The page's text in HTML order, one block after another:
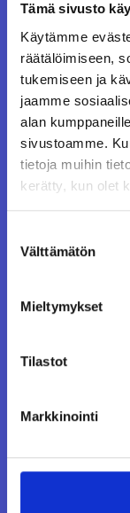
Tämä sivusto
Käytämme
räätälöimiseen,
tukemiseen ja
jaamme
alan
sivustoamme.
tietoja muihin
kerätty, kun olet
valinta
Välttämätön
Mieltymykset
Tilastot
Markkinointi